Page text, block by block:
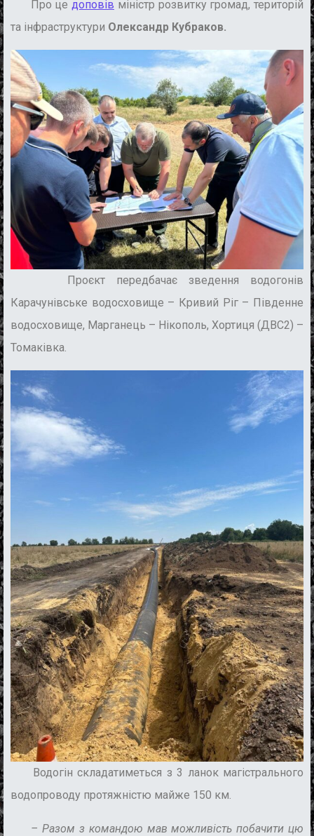
Про це доповів міністр розвитку громад, територій
та інфраструктури Олександр Кубраков.
Проєкт
передбачає зведення водогонів
Карачунівське водосховище – Кривий Ріг – Південне
водосховище, Марганець – Нікополь, Хортиця (ДВС2) –
Томаківка.
Водогін складатиметься з 3 ланок магістрального
водопроводу протяжністю майже 150 км.
– Разом з командою мав можливість побачити цю